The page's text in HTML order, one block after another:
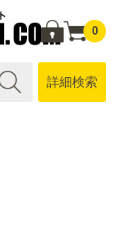
0
詳細検索